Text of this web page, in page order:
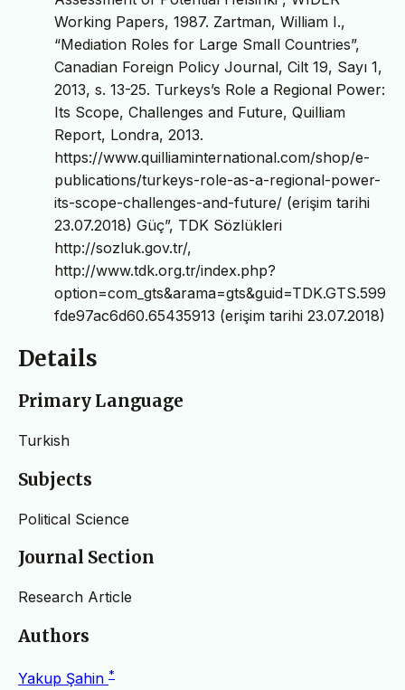
Details
Primary Language
Turkish
Subjects
Political Science
Journal Section
Research Article
Authors
Yakup Şahin *